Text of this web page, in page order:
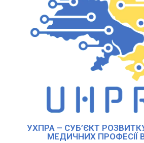
УХПРА – СУБ’ЄКТ
МЕДИЧНИХ ПРОФЕСІЇ В